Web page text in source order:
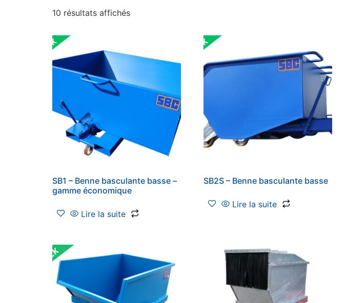
10 résultats affichés
SB1 – Benne basculante basse –
gamme économique
Lire la suite
SB2S – Benne basculante basse
Lire la suite